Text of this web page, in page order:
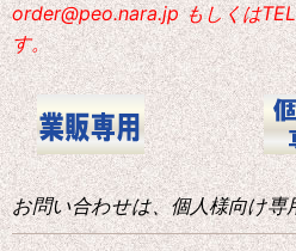
order@peo.nara.jp もしくは
す。
お問い合わせは、個人様向け専